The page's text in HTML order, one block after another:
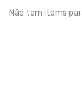
Não tem items